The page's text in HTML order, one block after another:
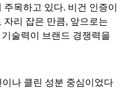
목하고 있다. 비건 인증이
자리 잡은 만큼, 앞으로는
술력이 브랜드 경쟁력을
나 클린 성분 중심이었다